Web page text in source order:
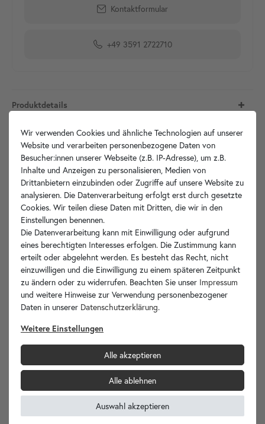
Kontaktformular
+49 3591 2722710
Produktdetails
Artikelbeschreibung
Technische Zeichnung
Hersteller-Info
Ihre Vorteile
wohnfreuden.de -
Internationaler Versand
Wir verwenden Cookies und ähnliche Technologien auf unserer
Website und verarbeiten personenbezogene Daten von
Besucher:innen unserer Webseite (z.B. IP-Adresse), um z.B.
Inhalte und Anzeigen zu personalisieren, Medien von
Drittanbietern einzubinden oder Zugriffe auf unsere Website zu
analysieren. Die Datenverarbeitung erfolgt erst durch gesetzte
Cookies. Wir teilen diese Daten mit Dritten, die wir in den
Einstellungen benennen.
Die Datenverarbeitung kann mit Einwilligung oder aufgrund
eines berechtigten Interesses erfolgen. Die Zustimmung kann
erteilt oder abgelehnt werden. Es besteht das Recht, nicht
einzuwilligen und die Einwilligung zu einem späteren Zeitpunkt
zu ändern oder zu widerrufen. Beachten Sie unser Impressum
und weitere Hinweise zur Verwendung personenbezogener
Daten in unserer Daten­schutz­erklärung.
Weitere Einstellungen
Alle akzeptieren
Alle ablehnen
Auswahl akzeptieren